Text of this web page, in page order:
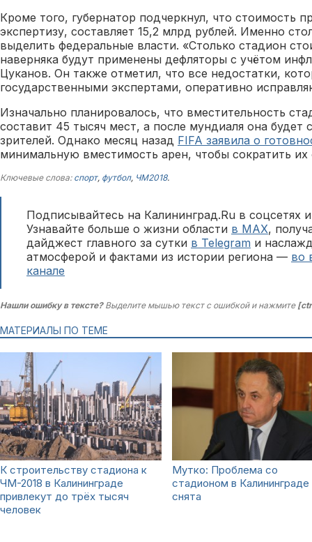
Кроме того, губернатор подчеркнул, что стоимость
экспертизу, составляет 15,2 млрд рублей. Именно
выделить федеральные власти. «Столько стадион
наверняка будут применены дефляторы с учётом
Цуканов. Он также отметил, что все недостатки,
государственными экспертами, оперативно
Изначально планировалось, что вместительность
составит 45 тысяч мест, а после мундиаля она будет
зрителей. Однако месяц назад FIFA заявила о
минимальную вместимость арен, чтобы сократить их
Ключевые слова: спорт, футбол, ЧМ2018.
Подписывайтесь на Калининград.Ru в соцсетях
Узнавайте больше о жизни области в MAX,
дайджест главного за сутки в Telegram и
атмосферой и фактами из истории региона — во
канале
Нашли ошибку в тексте?Выделите мышью текст с ошибкой и нажмите
МАТЕРИАЛЫ ПО ТЕМЕ
К строительству стадиона к
ЧМ-2018 в Калининграде
привлекут до трёх тысяч
человек
Мутко: Проблема со
стадионом в Калининграде
снята